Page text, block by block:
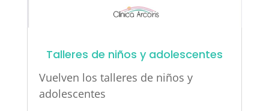
Talleres de niños y adolescentes
Vuelven los talleres de niños y
adolescentes